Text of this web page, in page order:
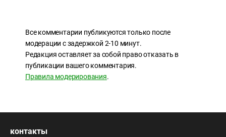
Все комментарии публикуются только после
модерации с задержкой 2-10 минут.
Редакция оставляет за собой право отказать в
публикации вашего комментария.
Правила модерирования.
контакты